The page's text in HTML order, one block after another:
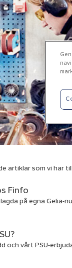
artiklar som vi har
Finfo
på egna Gelia-
och vårt PSU-